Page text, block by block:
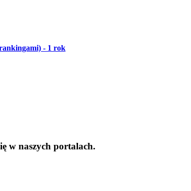
- 1 rok
w naszych portalach.